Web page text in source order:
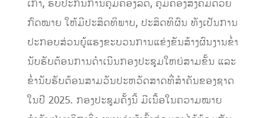
ເກົ່າ, ຮັບປະກັນການຄຸ້ມຄອງລັດ, ຄຸ້ມຄອງສັງຄົມດ້ວຍ
ກົດໝາຍ ໃຫ້ມີປະສິດທິພາບ, ປະສິດທິຜົນ ທັງເປັນການ
ປະກອບສ່ວນຍູ້ແຮງຂະບວນການແຂ່ງຂັນສ້າງຜົນງານຂໍ່າ
ນັບຮັບຕ້ອນການດຳເນີນກອງປະຊຸມໃຫຍ່ສາມຂັ້ນ ແລະ
ຂໍ່ານັບຮັບຕ້ອນສາມວັນປະຫວັດສາດທີ່ສຳຄັນຂອງຊາດ
ໃນປີ 2025. ກອງປະຊູມຄັ້ງນີ້ ມີເນື້ອໃນຄວາມໝາຍ